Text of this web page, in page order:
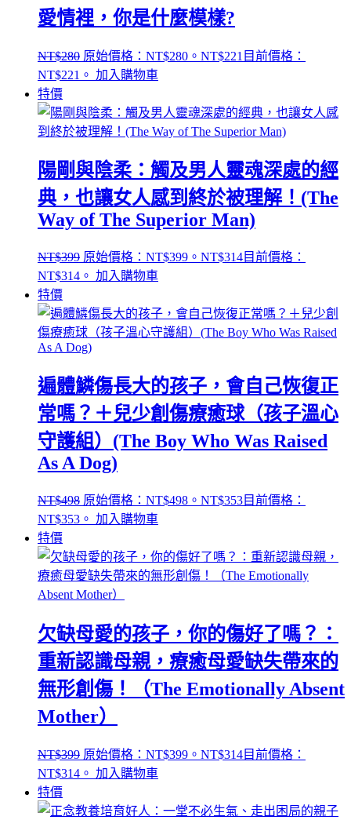
愛情裡，你是什麼模樣?
NT$280 原始價格：NT$280。 NT$221 目前價格：
NT$221。 加入購物車
特價
陽剛與陰柔：觸及男人靈魂深處的經
典，也讓女人感到終於被理解！(The
Way of The Superior Man)
NT$399 原始價格：NT$399。 NT$314目前價格：
NT$314。 加入購物車
特價
遍體鱗傷長大的孩子，會自己恢復正
常嗎？＋兒少創傷療癒球（孩子溫心
守護組）(The Boy Who Was Raised
As A Dog)
NT$498 原始價格：NT$498。 NT$353目前價格：
NT$353。 加入購物車
特價
欠缺母愛的孩子，你的傷好了嗎？：
重新認識母親，療癒母愛缺失帶來的
無形創傷！（The Emotionally Absent
Mother）
NT$399 原始價格：NT$399。 NT$314目前價格：
NT$314。 加入購物車
特價